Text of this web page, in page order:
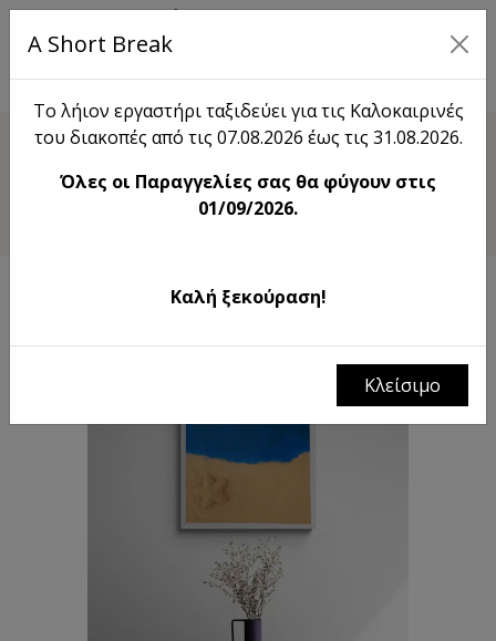
EN
Shop
Seaside Serenity
A Short Break
Το λήιον εργαστήρι ταξιδεύει για τις Καλοκαιρινές
του διακοπές από τις 07.08.2026 έως τις 31.08.2026.
Όλες οι Παραγγελίες σας θα φύγουν στις
01/09/2026.
Καλή ξεκούραση!
Κλείσιμο